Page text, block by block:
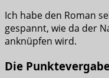
Ich habe den Roman
gespannt, wie da der
anknüpfen wird.
Die